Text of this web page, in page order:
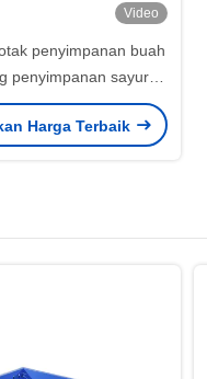
Video
penyimpanan buah
penyimpanan sayuran
600x400x52mm
Harga Terbaik